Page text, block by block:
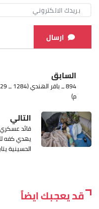
ارسال
السابق
م)
التالي
قائد عسكري
يهدي كفه
الحسينية
قد يعجبك ايضاً